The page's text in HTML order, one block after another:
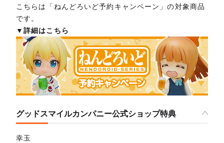
こちらは「ねんどろいど予約キャンペーン」の対象商品
です。
▼詳細はこちら
グッドスマイルカンパニー公式ショップ特典
幸玉